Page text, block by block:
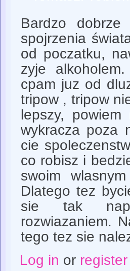
Bardzo
spojrzenia
od poczatku,
zyje
cpam juz od
tripow , tripow
lepszy,
wykracza poza
cie
co robisz i
swoim
Dlatego tez
sie tak
rozwiazaniem.
tego tez sie
Log in or register